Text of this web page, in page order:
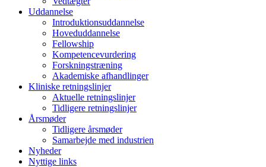
Uddannelse
Introduktionsuddannelse
Hoveduddannelse
Fellowship
Kompetencevurdering
Forskningstræning
Akademiske afhandlinger
Kliniske retningslinjer
Aktuelle retningslinjer
Tidligere retningslinjer
Årsmøder
Tidligere årsmøder
Samarbejde med industrien
Nyheder
Nyttige links